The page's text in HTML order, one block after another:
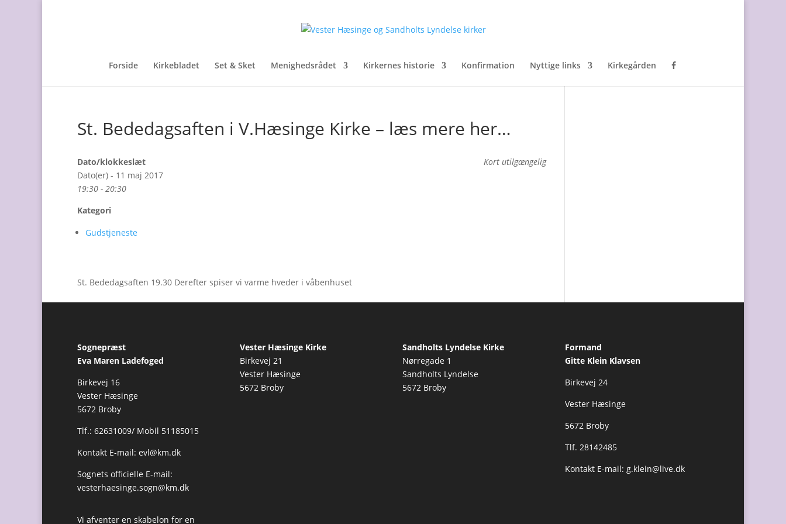
Forside Kirkebladet Set & Sket Menighedsrådet Kirkernes historie Konfirmation Nyttige links Kirkegården
St. Bededagsaften i V.Hæsinge Kirke – læs mere her…
Kort utilgængelig
Dato/klokkeslæt
Dato(er) - 11 maj 2017
19:30 - 20:30
Kategori
Gudstjeneste
St. Bededagsaften 19.30 Derefter spiser vi varme hveder i våbenhuset
Sognepræst
Eva Maren Ladefoged
Birkevej 16
Vester Hæsinge
5672 Broby
Tlf.: 62631009/ Mobil 51185015
Kontakt E-mail: evl@km.dk
Sognets officielle E-mail:
vesterhaesinge.sogn@km.dk
Vi afventer en skabelon for en
Vester Hæsinge Kirke
Birkevej 21
Vester Hæsinge
5672 Broby
Sandholts Lyndelse Kirke
Nørregade 1
Sandholts Lyndelse
5672 Broby
Formand
Gitte Klein Klavsen
Birkevej 24
Vester Hæsinge
5672 Broby
Tlf. 28142485
Kontakt E-mail: g.klein@live.dk